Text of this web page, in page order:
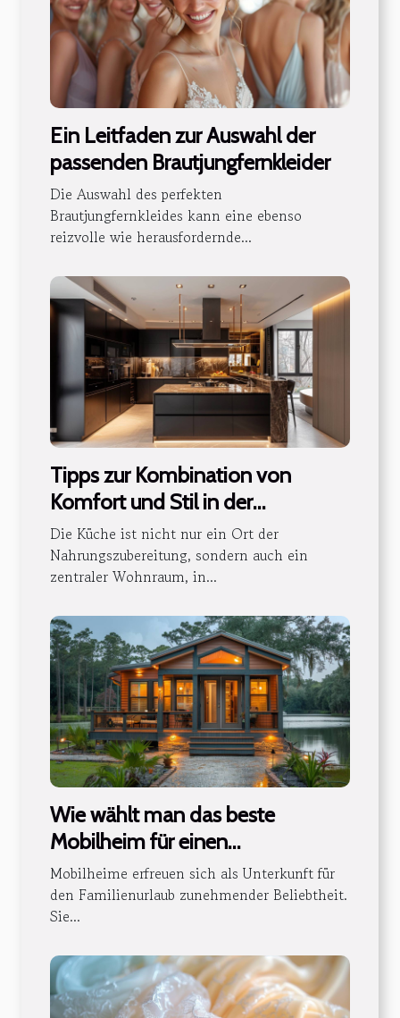
Ein Leitfaden zur Auswahl der
passenden Brautjungfernkleider
Die Auswahl des perfekten
Brautjungfernkleides kann eine ebenso
reizvolle wie herausfordernde...
Tipps zur Kombination von
Komfort und Stil in der
modernen Küchengestaltung
Die Küche ist nicht nur ein Ort der
Nahrungszubereitung, sondern auch ein
zentraler Wohnraum, in...
Wie wählt man das beste
Mobilheim für einen
Familienurlaub?
Mobilheime erfreuen sich als Unterkunft für
den Familienurlaub zunehmender Beliebtheit.
Sie...